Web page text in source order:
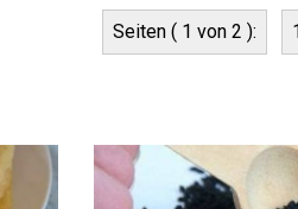
Seiten ( 1 von 2 ): 1